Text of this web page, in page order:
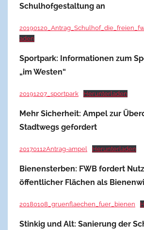
Schulhofgestaltung an
aden
Sportpark: Informationen zum
„im Westen“
20191207_sportpark Herunterladen
Mehr Sicherheit: Ampel zur
Stadtwegs gefordert
20170112Antrag-ampel Herunterladen
Bienensterben: FWB fordert
öffentlicher Flächen als
20180108_gruenflaechen_fuer_bienen
Stinkig und Alt: Sanierung der